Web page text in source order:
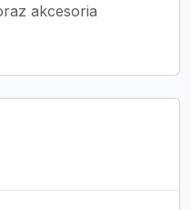
akcesoria